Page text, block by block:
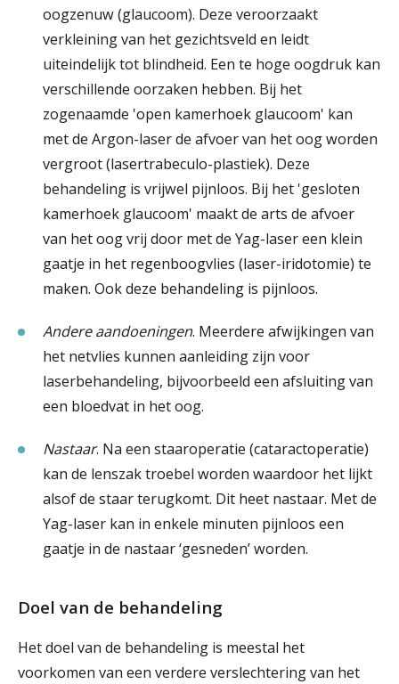
oogzenuw (glaucoom). Deze veroorzaakt
verkleining van het gezichtsveld en leidt
uiteindelijk tot blindheid. Een te hoge oogdruk kan
verschillende oorzaken hebben. Bij het
zogenaamde 'open kamerhoek glaucoom' kan
met de Argon-laser de afvoer van het oog worden
vergroot (lasertrabeculo-plastiek). Deze
behandeling is vrijwel pijnloos. Bij het 'gesloten
kamerhoek glaucoom' maakt de arts de afvoer
van het oog vrij door met de Yag-laser een klein
gaatje in het regenboogvlies (laser-iridotomie) te
maken. Ook deze behandeling is pijnloos.
Andere aandoeningen. Meerdere afwijkingen van
het netvlies kunnen aanleiding zijn voor
laserbehandeling, bijvoorbeeld een afsluiting van
een bloedvat in het oog.
Nastaar. Na een staaroperatie (cataractoperatie)
kan de lenszak troebel worden waardoor het lijkt
alsof de staar terugkomt. Dit heet nastaar. Met de
Yag-laser kan in enkele minuten pijnloos een
gaatje in de nastaar ‘gesneden’ worden.
Doel van de behandeling
Het doel van de behandeling is meestal het
voorkomen van een verdere verslechtering van het